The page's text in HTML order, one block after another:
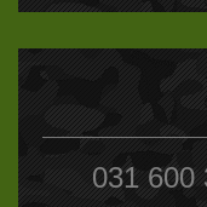
031 600